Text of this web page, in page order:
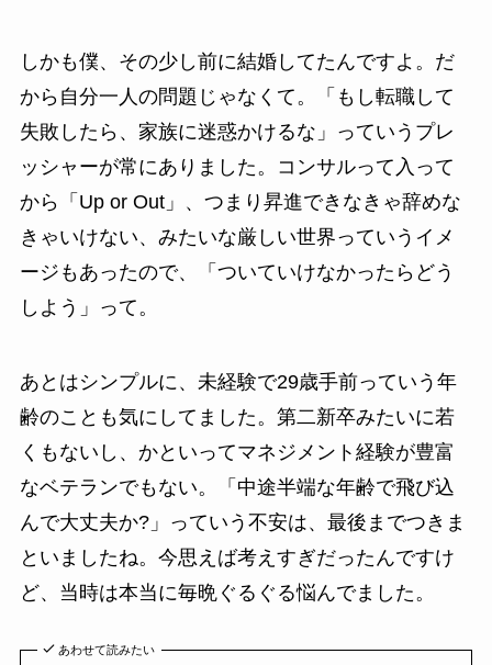
しかも僕、その少し前に結婚してたんですよ。だ
から自分一人の問題じゃなくて。「もし転職して
失敗したら、家族に迷惑かけるな」っていうプレ
ッシャーが常にありました。コンサルって入って
から「Up or Out」、つまり昇進できなきゃ辞めな
きゃいけない、みたいな厳しい世界っていうイメ
ージもあったので、「ついていけなかったらどう
しよう」って。
あとはシンプルに、未経験で29歳手前っていう年
齢のことも気にしてました。第二新卒みたいに若
くもないし、かといってマネジメント経験が豊富
なベテランでもない。「中途半端な年齢で飛び込
んで大丈夫か?」っていう不安は、最後までつきま
といましたね。今思えば考えすぎだったんですけ
ど、当時は本当に毎晩ぐるぐる悩んでました。
あわせて読みたい